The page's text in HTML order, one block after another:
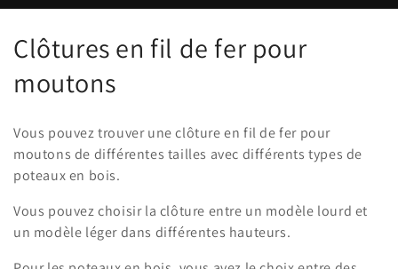
C
o
l
e
c
t
Clôtures en fil de fer pour
moutons
Vous pouvez trouver une clôture en fil de fer pour
moutons de différentes tailles avec différents types de
poteaux en bois.
Vous pouvez choisir la clôture entre un modèle lourd et
un modèle léger dans différentes hauteurs.